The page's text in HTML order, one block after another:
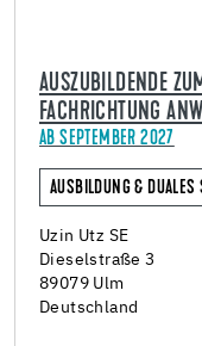
AUSZUBILDENDE
FACHRICHTUNG
AB SEPTEMBER 2027
AUSBILDUNG & DUALES
Uzin Utz SE
Dieselstraße 3
89079 Ulm
Deutschland